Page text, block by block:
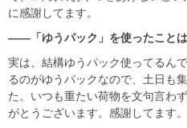
に感謝してます。
――「ゆうパック」を使ったことは
実は、結構ゆうパック使ってるん
るのがゆうパックなので、土日も
た。いつも重たい荷物を文句言わ
がとうございます。感謝してます。